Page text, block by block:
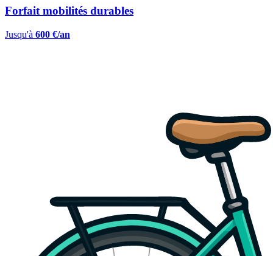
Forfait mobilités durables
Jusqu'à 600 €/an